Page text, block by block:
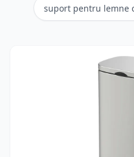
suport pentru lemne